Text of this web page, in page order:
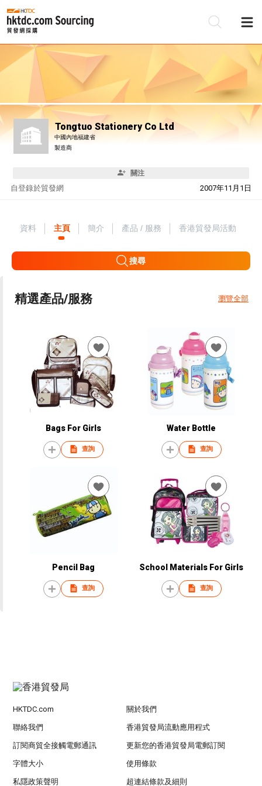
Tongtuo Stationery Co Ltd
中國內地福建省
製造商
關注
自 2007年11月1日
登錄於貿發網
資料 主頁 簡介 產品 / 服務 香港貿發局活動
搜尋
精選產品/服務 瀏覽全部
Bags For Girls
查詢
Water Bottle
查詢
Pencil Bag
查詢
School Materials For Girls
查詢
HKTDC.com 關於我們
聯絡我們 香港貿發局流動應用程式
訂閱商貿全接觸電郵通訊 更新您的香港貿發局電郵訂閱
字體大小 使用條款
私隱政策聲明 超連結條款及細則